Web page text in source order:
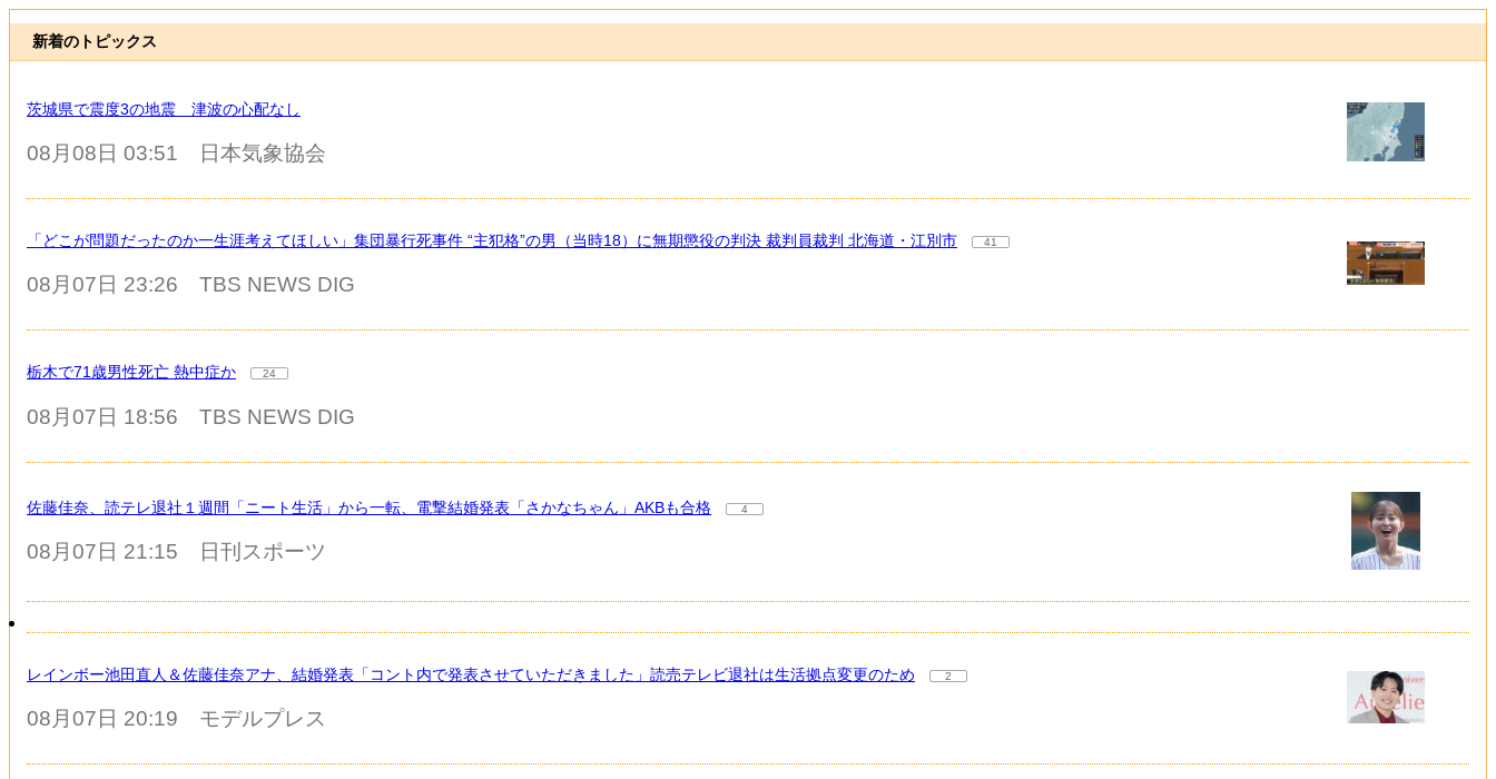
新着のトピックス
茨城県で震度3の地震 津波の心配なし
08月08日 03:51 日本気象協会
「どこが問題だったのか一生涯考えてほしい」集団暴行死事件 “主犯格”の男（当時18）に無期懲役の判決 裁判員裁判 北海道・江別市 41
08月07日 23:26 TBS NEWS DIG
栃木で71歳男性死亡 熱中症か 24
08月07日 18:56 TBS NEWS DIG
佐藤佳奈、読テレ退社１週間「ニート生活」から一転、電撃結婚発表「さかなちゃん」AKBも合格 4
08月07日 21:15 日刊スポーツ
レインボー池田直人＆佐藤佳奈アナ、結婚発表「コント内で発表させていただきました」読売テレビ退社は生活拠点変更のため 2
08月07日 20:19 モデルプレス